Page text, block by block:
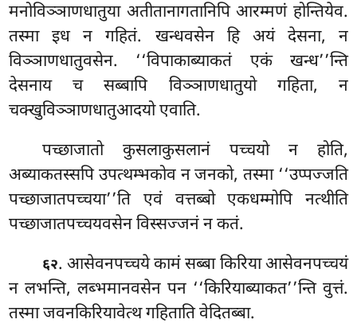
मनोविञ्ञाणधातुया अतीतानागतानिपि आरम्मणं होन्तियेव.
तस्मा इध न गहितं. खन्धवसेन हि अयं देसना, न
विञ्ञाणधातुवसेन. ‘‘विपाकाब्याकतं एकं खन्ध’’न्ति
देसनाय च सब्बापि विञ्ञाणधातुयो गहिता, न
चक्खुविञ्ञाणधातुआदयो एवाति.
पच्छाजातो कुसलाकुसलानं पच्चयो न होति,
अब्याकतस्सपि उपत्थम्भकोव न जनको, तस्मा ‘‘उप्पज्जति
पच्छाजातपच्चया’’ति एवं वत्तब्बो एकधम्मोपि नत्थीति
पच्छाजातपच्चयवसेन विस्सज्जनं न कतं.
६२. आसेवनपच्चये कामं सब्बा किरिया आसेवनपच्चयं
न लभन्ति, लब्भमानवसेन पन ‘‘किरियाब्याकत’’न्ति वुत्तं.
तस्मा जवनकिरियावेत्थ गहिताति वेदितब्बा.